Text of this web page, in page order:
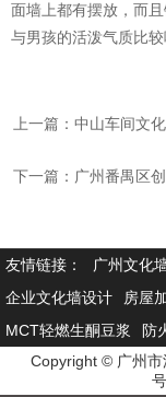
面墙上都有摆放，而
与男孩的活泼气质比较
上一篇：中山车间文
下一篇：广州番禺区
友情链接： 广州文化
企业文化墙设计
房屋
MCT轻燃生酮豆浆
防
Copyright © 广州市